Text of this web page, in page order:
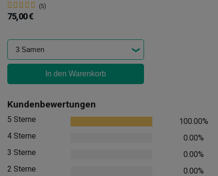
(5)
75,00 €
In den Warenkorb
Kundenbewertungen
5 Sterne
100.00%
4 Sterne
0.00%
3 Sterne
0.00%
2 Sterne
0.00%